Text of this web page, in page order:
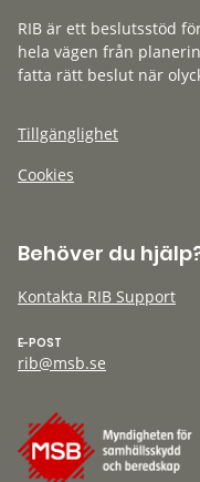
RIB är ett beslutsstöd
hela vägen från
fatta rätt beslut när
Tillgänglighet
Cookies
Behöver du
Kontakta RIB Support
E-POST
rib@msb.se